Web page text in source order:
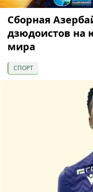
Сборная
дзюдоистов на
мира
СПОРТ